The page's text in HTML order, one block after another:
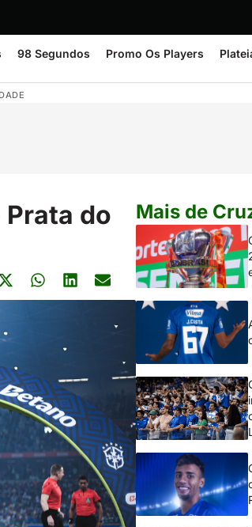
98 Segundos Promo Os Players
do
Mais de